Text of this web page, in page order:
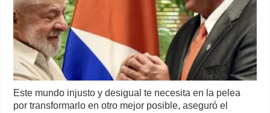
Este mundo injusto y desigual te necesita en la pelea
por transformarlo en otro mejor posible, aseguró el